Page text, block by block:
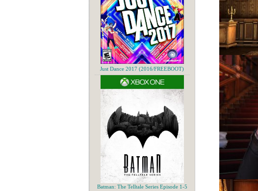
Just Dance 2017 (2016/FREEBOOT)
Batman: The Telltale Series Episode 1-5